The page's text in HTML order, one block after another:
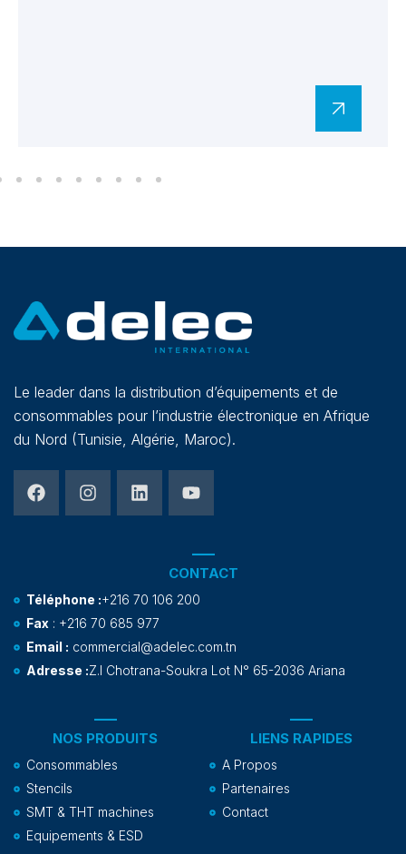
Le leader dans la distribution d’équipements et de
consommables pour l’industrie électronique en Afrique
du Nord (Tunisie, Algérie, Maroc).
NOS PRODUITS
Consommables
Stencils
SMT & THT machines
Equipements & ESD
LIENS RAPIDES
A Propos
Partenaires
Contact
CONTACT
Téléphone :+216 70 106 200
Fax : +216 70 685 977
Email : commercial@adelec.com.tn
Adresse :Z.I Chotrana-Soukra Lot N° 65-2036 Ariana